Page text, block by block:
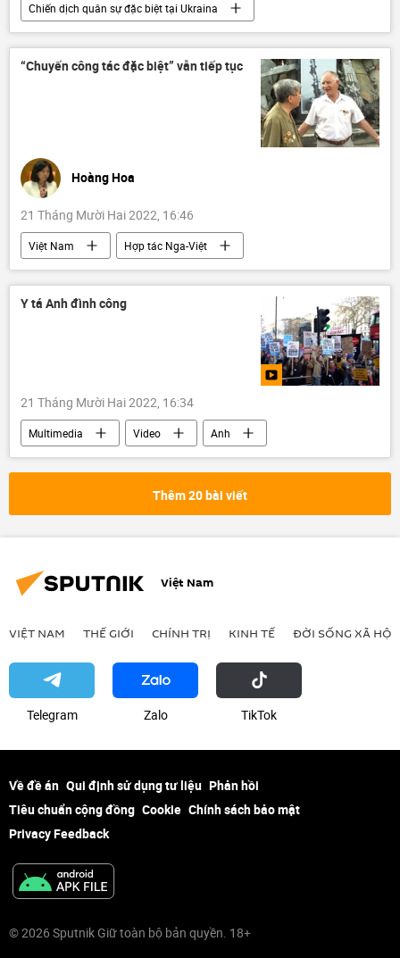
Chiến dịch quân sự đặc biệt tại Ukraina
Bộ Quốc phòng Nga
Nga
Ukraina
Cuộc khủng hoảng ở Ukraina
“Chuyến công tác đặc biệt” vẫn tiếp tục
Hoàng Hoa
21 Tháng Mười Hai 2022, 16:46
Việt Nam
Hợp tác Nga-Việt
chiến tranh Việt Nam
Quan điểm-Ý kiến
Tác giả
Điện Biên Phủ
Y tá Anh đình công
21 Tháng Mười Hai 2022, 16:34
Multimedia Video
Anh
y tá
đình công
Thế giới
Thêm 20 bài viết
Việt Nam
VIỆT NAM THẾ GIỚI CHÍNH TRỊ KINH TẾ ĐỜI SỐNG XÃ HỘI
Telegram Zalo ТikТоk
Về đề án Qui định sử dụng tư liệu Phản hồi
Tiêu chuẩn cộng đồng Cookie Chính sách bảo mật
Privacy Feedback
© 2026 Sputnik Giữ toàn bộ bản quyền. 18+